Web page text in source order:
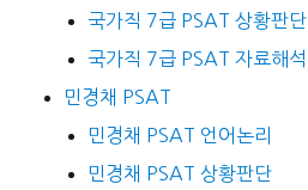
국가직 7급 PSAT 상황판단
국가직 7급 PSAT 자료해석
민경채 PSAT
민경채 PSAT 언어논리
민경채 PSAT 상황판단